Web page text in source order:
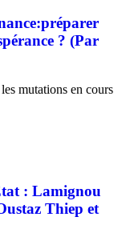
? (Par
mutations en cours
: Lamignou
Thiep et